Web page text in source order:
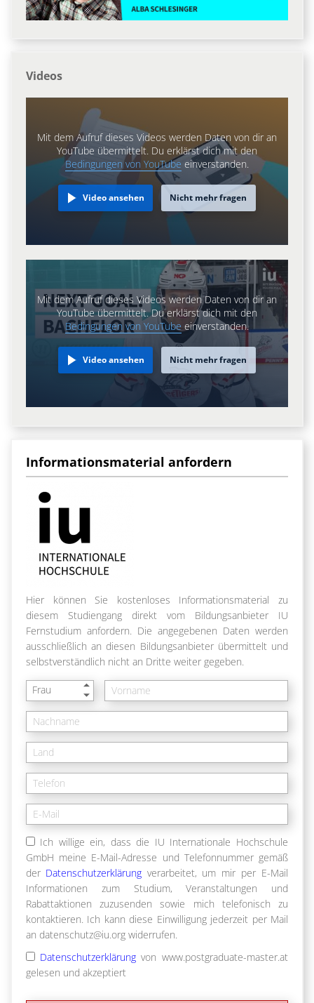
Videos
Mit dem Aufruf dieses Videos werden Daten von dir an
YouTube übermittelt. Du erklärst dich mit den
Bedingungen von YouTube einverstanden.
Video ansehen Nicht mehr fragen
Mit dem Aufruf dieses Videos werden Daten von dir an
YouTube übermittelt. Du erklärst dich mit den
Bedingungen von YouTube einverstanden.
Video ansehen Nicht mehr fragen
Informationsmaterial anfordern
Hier können Sie kostenloses Informationsmaterial zu
diesem Studiengang direkt vom Bildungsanbieter IU
Fernstudium anfordern. Die angegebenen Daten werden
ausschließlich an diesen Bildungsanbieter übermittelt und
selbstverständlich nicht an Dritte weiter gegeben.
Frau
Ich willige ein, dass die IU Internationale Hochschule
GmbH meine E-Mail-Adresse und Telefonnummer gemäß
der Datenschutzerklärung verarbeitet, um mir per E-Mail
Informationen zum Studium, Veranstaltungen und
Rabattaktionen zuzusenden sowie mich telefonisch zu
kontaktieren. Ich kann diese Einwilligung jederzeit per Mail
an datenschutz@iu.org widerrufen.
Datenschutzerklärung
gelesen und akzeptiert